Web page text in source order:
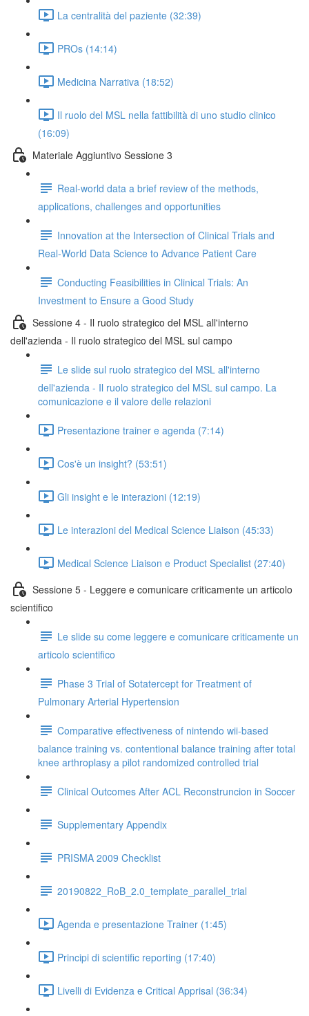
La centralità del paziente (32:39)
PROs (14:14)
Medicina Narrativa (18:52)
Il ruolo del MSL nella fattibilità di uno studio clinico
(16:09)
Materiale Aggiuntivo Sessione 3
Real-world data a brief review of the methods,
applications, challenges and opportunities
Innovation at the Intersection of Clinical Trials and
Real-World Data Science to Advance Patient Care
Conducting Feasibilities in Clinical Trials: An
Investment to Ensure a Good Study
Sessione 4 - Il ruolo strategico del MSL all'interno
dell'azienda - Il ruolo strategico del MSL sul campo
Le slide sul ruolo strategico del MSL all'interno
dell'azienda - Il ruolo strategico del MSL sul campo. La
comunicazione e il valore delle relazioni
Presentazione trainer e agenda (7:14)
Cos'è un insight? (53:51)
Gli insight e le interazioni (12:19)
Le interazioni del Medical Science Liaison (45:33)
Medical Science Liaison e Product Specialist (27:40)
Sessione 5 - Leggere e comunicare criticamente un articolo
scientifico
Le slide su come leggere e comunicare criticamente un
articolo scientifico
Phase 3 Trial of Sotatercept for Treatment of
Pulmonary Arterial Hypertension
Comparative effectiveness of nintendo wii-based
balance training vs. contentional balance training after total
knee arthroplasy a pilot randomized controlled trial
Clinical Outcomes After ACL Reconstruncion in Soccer
Supplementary Appendix
PRISMA 2009 Checklist
20190822_RoB_2.0_template_parallel_trial
Agenda e presentazione Trainer (1:45)
Principi di scientific reporting (17:40)
Livelli di Evidenza e Critical Apprisal (36:34)